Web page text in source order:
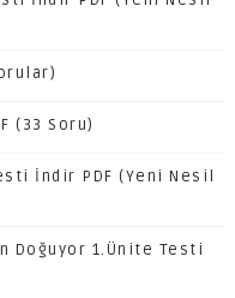
(33 Soru)
İndir PDF (Yeni Nesil
Doğuyor 1.Ünite Testi